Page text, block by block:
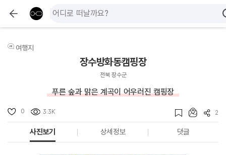
여행지
장수방화동캠핑장
전북 장수군
푸른 숲과 맑은 계곡이 어우러진 캠핑장
0 3.3K 2
사진보기 상세정보 댓글